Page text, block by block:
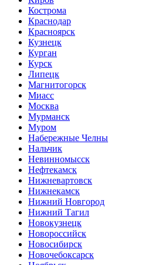
Кострома
Краснодар
Красноярск
Кузнецк
Курган
Курск
Липецк
Магнитогорск
Миасс
Москва
Мурманск
Муром
Набережные Челны
Нальчик
Невинномысск
Нефтекамск
Нижневартовск
Нижнекамск
Нижний Новгород
Нижний Тагил
Новокузнецк
Новороссийск
Новосибирск
Новочебоксарск